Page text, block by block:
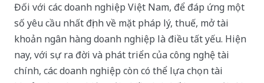
Đối với các doanh nghiệp Việt Nam, để đáp ứng một
số yêu cầu nhất định về mặt pháp lý, thuế, mở tài
khoản ngân hàng doanh nghiệp là điều tất yếu. Hiện
nay, với sự ra đời và phát triển của công nghệ tài
chính, các doanh nghiệp còn có thể lựa chọn tài